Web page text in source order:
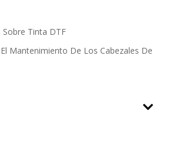
Sobre Tinta DTF
Mantenimiento De Los Cabezales De